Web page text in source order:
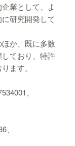
業として、よ
研究開発して
か、既に多数
ており、特許
ます。
、